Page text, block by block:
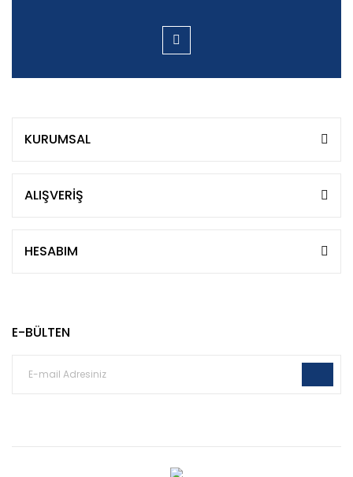
KURUMSAL
ALIŞVERİŞ
HESABIM
E-BÜLTEN